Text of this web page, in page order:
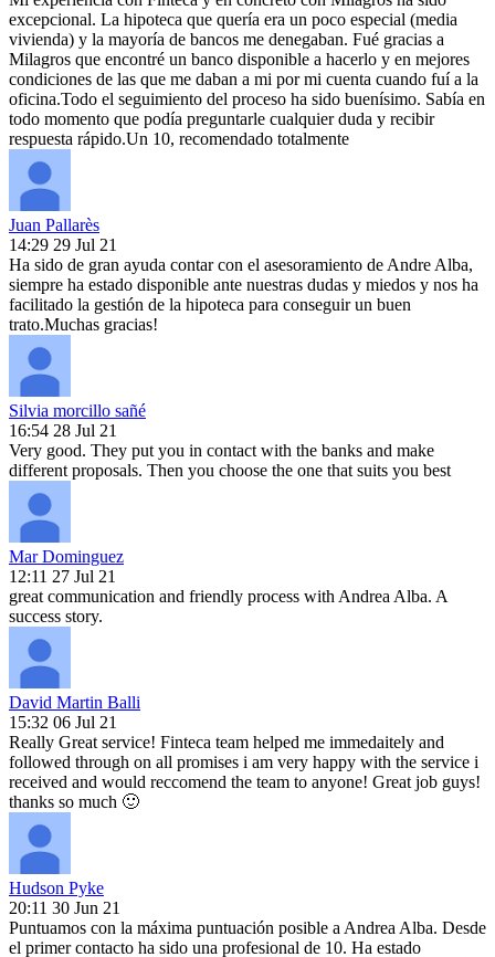
excepcional. La hipoteca que quería era un poco especial (media
vivienda) y la mayoría de bancos me denegaban. Fué gracias a
Milagros que encontré un banco disponible a hacerlo y en mejores
condiciones de las que me daban a mi por mi cuenta cuando fuí a la
oficina.Todo el seguimiento del proceso ha sido buenísimo. Sabía en
todo momento que podía preguntarle cualquier duda y recibir
respuesta rápido.Un 10, recomendado totalmente
Juan Pallarès
14:29 29 Jul 21
Ha sido de gran ayuda contar con el asesoramiento de Andre Alba,
siempre ha estado disponible ante nuestras dudas y miedos y nos ha
facilitado la gestión de la hipoteca para conseguir un buen
trato.Muchas gracias!
Silvia morcillo sañé
16:54 28 Jul 21
Very good. They put you in contact with the banks and make
different proposals. Then you choose the one that suits you best
Mar Dominguez
12:11 27 Jul 21
great communication and friendly process with Andrea Alba. A
success story.
David Martin Balli
15:32 06 Jul 21
Really Great service! Finteca team helped me immedaitely and
followed through on all promises i am very happy with the service i
received and would reccomend the team to anyone! Great job guys!
thanks so much 🙂
Hudson Pyke
20:11 30 Jun 21
Puntuamos con la máxima puntuación posible a Andrea Alba. Desde
el primer contacto ha sido una profesional de 10. Ha estado